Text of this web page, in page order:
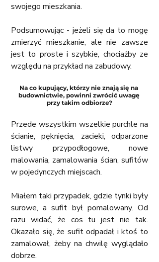
swojego mieszkania.
Podsumowując - jeżeli się da to mogę
zmierzyć mieszkanie, ale nie zawsze
jest to proste i szybkie, chociażby ze
względu na przykład na zabudowy.
Na co kupujący, którzy nie znają się na
budownictwie, powinni zwrócić uwagę
przy takim odbiorze?
Przede wszystkim wszelkie purchle na
ścianie, pęknięcia, zacieki, odparzone
listwy przypodłogowe, nowe
malowania, zamalowania ścian, sufitów
w pojedynczych miejscach.
Miałem taki przypadek, gdzie tynki były
surowe, a sufit był pomalowany. Od
razu widać, że cos tu jest nie tak.
Okazało się, że sufit odpadał i ktoś to
zamalował, żeby na chwilę wyglądało
dobrze.